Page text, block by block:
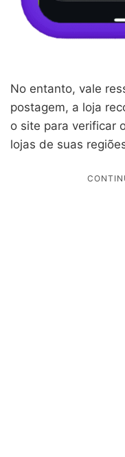
No entanto, vale
postagem, a loja
o site para verificar
lojas de suas